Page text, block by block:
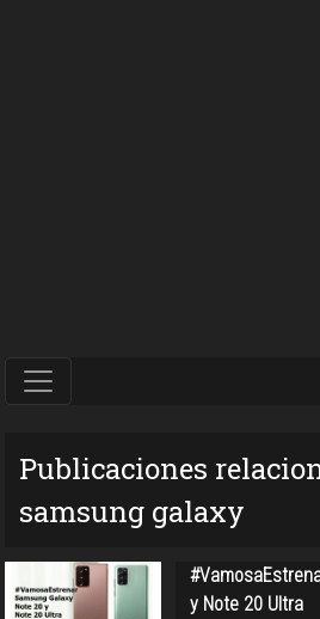
Publicaciones
samsung galaxy
y Note 20 Ultra